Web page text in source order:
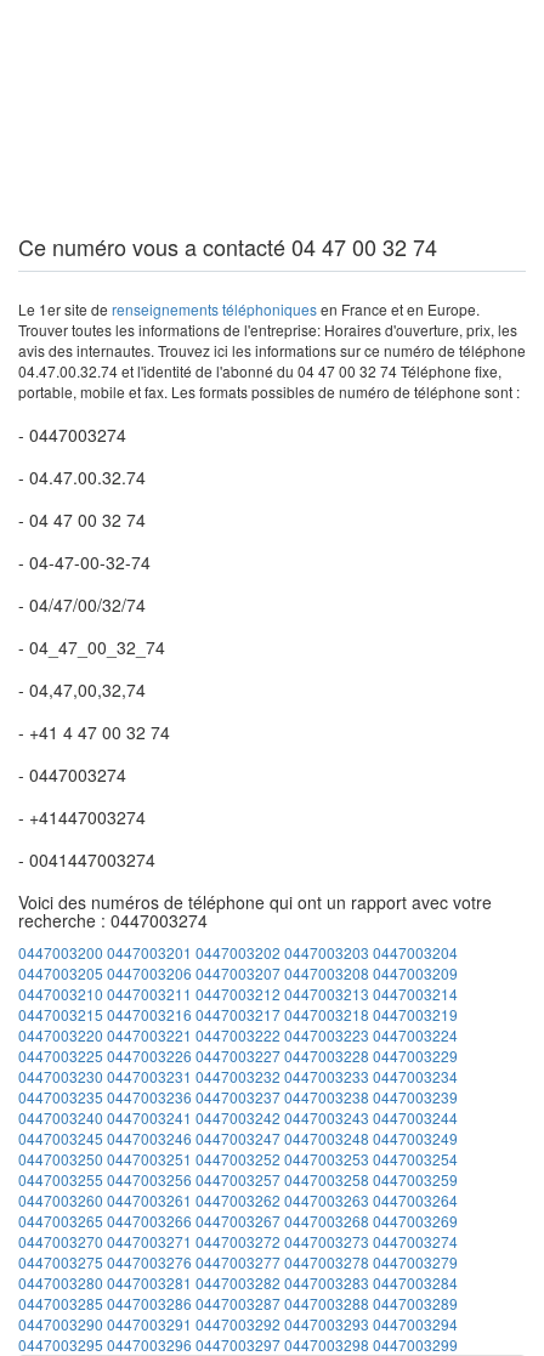
Ce numéro vous a contacté 04 47 00 32 74
Le 1er site de renseignements téléphoniquesen France et en Europe.
Trouver toutes les informations de l'entreprise: Horaires d'ouverture, prix, les
avis des internautes. Trouvez ici les informations sur ce numéro de téléphone
04.47.00.32.74 et l'identité de l'abonné du 04 47 00 32 74 Téléphone fixe,
portable, mobile et fax. Les formats possibles de numéro de téléphone sont :
- 0447003274
- 04.47.00.32.74
- 04 47 00 32 74
- 04-47-00-32-74
- 04/47/00/32/74
- 04_47_00_32_74
- 04,47,00,32,74
- +41 4 47 00 32 74
- 0447003274
- +41447003274
- 0041447003274
Voici des numéros de téléphone qui ont un rapport avec votre
recherche : 0447003274
0447003200 0447003201 0447003202 0447003203 0447003204
0447003205 0447003206 04470032070447003208 0447003209
0447003210 0447003211 0447003212 0447003213 0447003214
0447003215 0447003216 04470032170447003218 0447003219
0447003220 0447003221 0447003222 0447003223 0447003224
0447003225 0447003226 04470032270447003228 0447003229
0447003230 0447003231 0447003232 0447003233 0447003234
0447003235 0447003236 04470032370447003238 0447003239
0447003240 0447003241 0447003242 0447003243 0447003244
0447003245 0447003246 04470032470447003248 0447003249
0447003250 0447003251 0447003252 0447003253 0447003254
0447003255 0447003256 04470032570447003258 0447003259
0447003260 0447003261 0447003262 0447003263 0447003264
0447003265 0447003266 04470032670447003268 0447003269
0447003270 0447003271 0447003272 0447003273 0447003274
0447003275 0447003276 04470032770447003278 0447003279
0447003280 0447003281 0447003282 0447003283 0447003284
0447003285 0447003286 04470032870447003288 0447003289
0447003290 0447003291 0447003292 0447003293 0447003294
0447003295 0447003296 04470032970447003298 0447003299